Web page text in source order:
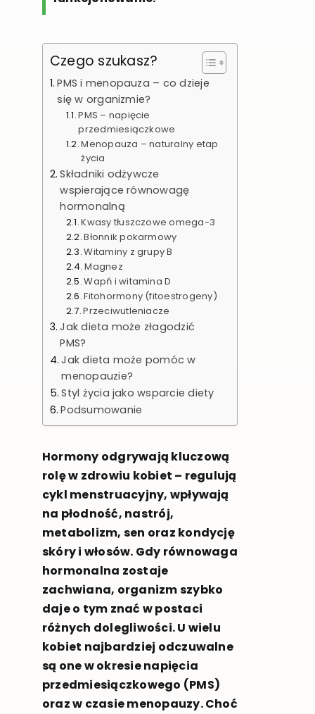
Czego szukasz?
PMS i menopauza – co dzieje
się w organizmie?
PMS – napięcie
przedmiesiączkowe
Menopauza – naturalny etap
życia
Składniki odżywcze
wspierające równowagę
hormonalną
Kwasy tłuszczowe omega-3
Błonnik pokarmowy
Witaminy z grupy B
Magnez
Wapń i witamina D
Fitohormony (fitoestrogeny)
Przeciwutleniacze
Jak dieta może złagodzić
PMS?
Jak dieta może pomóc w
menopauzie?
Styl życia jako wsparcie diety
Podsumowanie
Hormony odgrywają kluczową
rolę w zdrowiu kobiet – regulują
cykl menstruacyjny, wpływają
na płodność, nastrój,
metabolizm, sen oraz kondycję
skóry i włosów. Gdy równowaga
hormonalna zostaje
zachwiana, organizm szybko
daje o tym znać w postaci
różnych dolegliwości. U wielu
kobiet najbardziej odczuwalne
są one w okresie napięcia
przedmiesiączkowego (PMS)
oraz w czasie menopauzy. Choć